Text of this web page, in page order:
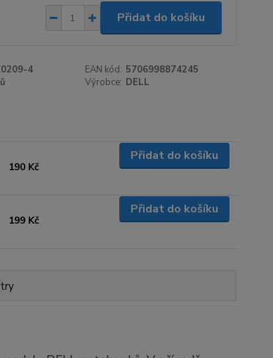
Přidat do košíku
4 EAN kód: 5706998874245
Výrobce: DELL
190 Kč
Přidat do košíku
199 Kč
Přidat do košíku